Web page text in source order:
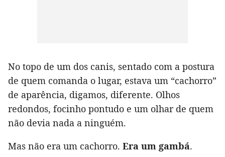
No topo de um dos canis, sentado com a postura
de quem comanda o lugar, estava um “cachorro”
de aparência, digamos, diferente. Olhos
redondos, focinho pontudo e um olhar de quem
não devia nada a ninguém.
Mas não era um cachorro. Era um gambá.